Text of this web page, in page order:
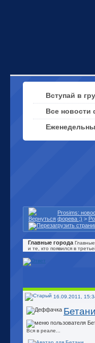
Вступай в
Все новости
Prosims:
форева ;) >
Главные города
и те, кто появился в
16.09.2011,
Бетани
Вся в реале...